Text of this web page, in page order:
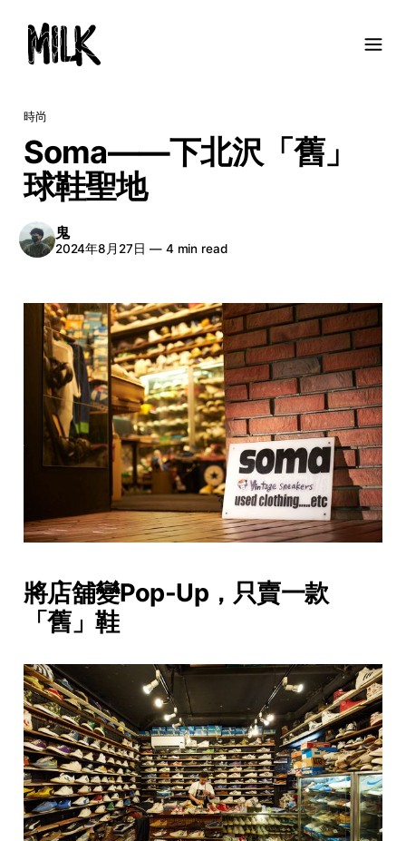
時尚
Soma——下北沢「舊」
球鞋聖地
鬼
2024年8月27日 —4 min read
將店舖變Pop-Up，只賣一款
「舊」鞋